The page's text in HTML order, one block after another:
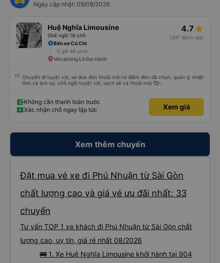
Ngày cập nhật: 09/08/2026
Huệ Nghĩa Limousine
Ghế ngồi 16 chỗ
4.7
(347 đánh giá)
Bến xe Củ Chi
0 giờ 48 phút
Văn phòng Lê Đại Hành
Chuyến đi tuyệt vời, xe đưa đón thoải mái từ điểm đón đã chọn, quản lý nhiệt
tình và lịch sự, chỗ ngồi tuyệt vời, sạch sẽ và thoải mái 🥰✨
Không cần thanh toán trước
Xác nhận chỗ ngay lập tức
Xem giá
Xem thêm chuyến
Đặt mua vé xe đi Phú Nhuận từ Sài Gòn
chất lượng cao và giá vé ưu đãi nhất: 33
chuyến
Tư vấn TOP 1 xe khách đi Phú Nhuận từ Sài Gòn chất
lượng cao, uy tín, giá rẻ nhất 08/2026
🚌 1. Xe Huệ Nghĩa Limousine khởi hành tại 904